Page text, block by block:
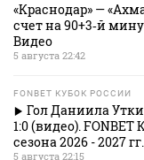
«Краснодар» —
счет на 90+3‑й
Видео
5 августа 22:42
FONBET КУБОК РОССИИ
Гол Даниила
1:0 (видео).
сезона 2026 - 2027
5 августа 22:15